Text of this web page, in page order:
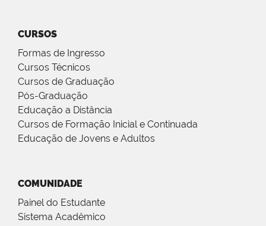
CURSOS
Formas de Ingresso
Cursos Técnicos
Cursos de Graduação
Pós-Graduação
Educação a Distância
Cursos de Formação Inicial e Continuada
Educação de Jovens e Adultos
COMUNIDADE
Painel do Estudante
Sistema Acadêmico